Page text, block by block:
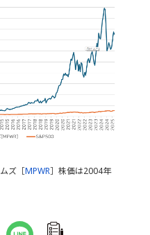
ズ［MPWR］株価は2004年